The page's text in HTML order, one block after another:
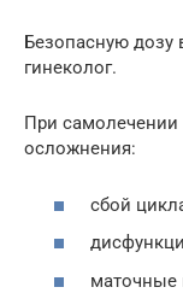
Безопасную дозу
гинеколог.
При самолечении
осложнения:
сбой
маточные